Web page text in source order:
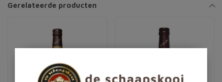
Gerelateerde producten